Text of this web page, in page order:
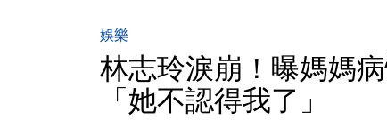
娛樂
林志玲淚崩！曝媽媽
「她不認得我了」